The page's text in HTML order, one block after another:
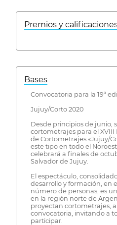
Premios y
Bases
Convocatoria para la 19ª
Jujuy/Corto 2020
Desde principios de junio,
cortometrajes para el
de Cortometrajes «Jujuy/
este tipo en todo el
celebrará a finales de
Salvador de Jujuy.
El espectáculo,
desarrollo y formación, en
número de personas, es
en la región norte de
proyectan cortometrajes,
convocatoria, invitando a
participar.